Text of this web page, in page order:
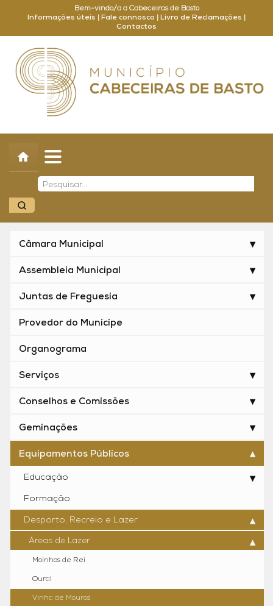
Bem-vindo/a a Cabeceiras de Basto
Informações úteis
Fale connosco Livro de Reclamações
Contactos
Concelho
Município
Turismo
Cultura
Outros
Balcão Online
Câmara Municipal
Assembleia Municipal
Juntas de Freguesia
Provedor do Munícipe
Organograma
Serviços
Conselhos e Comissões
Geminações
Equipamentos Públicos
Educação
Formação
Desporto, Recreio e Lazer
Áreas de Lazer
Moinhos de Rei
Oural
Vinha de Mouros